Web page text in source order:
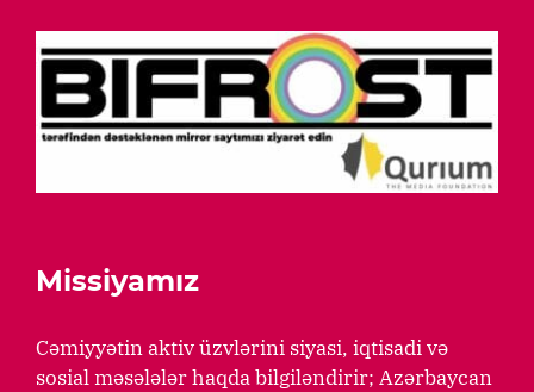
Missiyamız
Cəmiyyətin aktiv üzvlərini siyasi, iqtisadi və
sosial məsələlər haqda bilgiləndirir; Azərbaycan